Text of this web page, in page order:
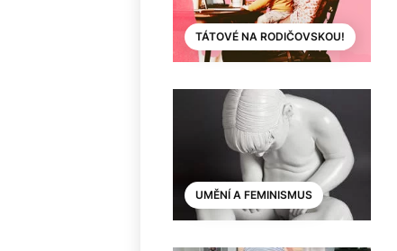
TÁTOVÉ NA RODIČOVSKOU!
UMĚNÍ A FEMINISMUS